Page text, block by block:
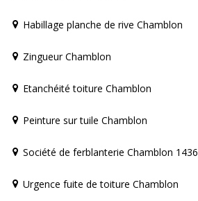
Habillage planche de rive Chamblon
Zingueur Chamblon
Etanchéité toiture Chamblon
Peinture sur tuile Chamblon
Société de ferblanterie Chamblon 1436
Urgence fuite de toiture Chamblon